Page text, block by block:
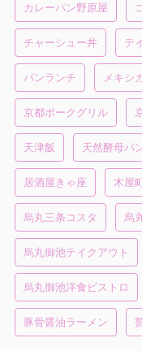
カレーパン野原屋
チャーシュー丼 テ
パンランチ メキシ
京都ポークグリル
天津飯 天然酵母パ
居酒屋きゃ座 木屋
烏丸三条コスタ 烏
烏丸御池テイクアウト
烏丸御池洋食ビストロ
豚骨醤油ラーメン